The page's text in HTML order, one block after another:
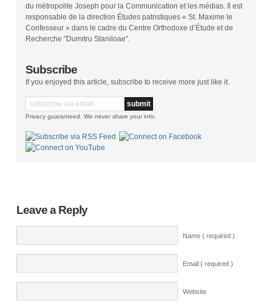
du métropolite Joseph pour la Communication et les médias. Il est
responsable de la direction Études patristiques « St. Maxime le
Confesseur » dans le cadre du Centre Orthodoxe d’Étude et de
Recherche "Dumitru Staniloae".
Subscribe
If you enjoyed this article, subscribe to receive more just like it.
Privacy guaranteed. We never share your info.
Leave a Reply
Name ( required )
Email ( required )
Website